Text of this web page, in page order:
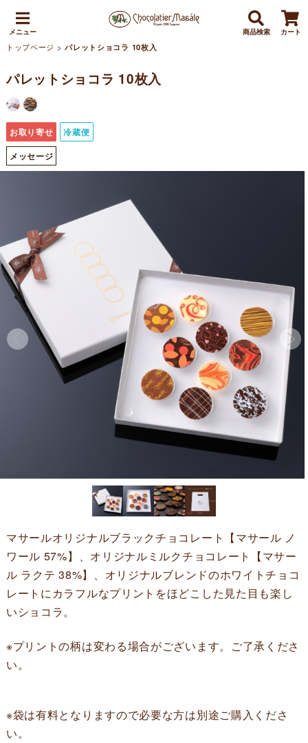
メニュー 商品検索 カート
トップページ >パレットショコラ 10枚入
パレットショコラ 10枚入
お取り寄せ
冷蔵便
メッセージ
マサールオリジナルブラックチョコレート【マサール ノ
ワール 57%】、オリジナルミルクチョコレート【マサー
ル ラクテ 38%】、オリジナルブレンドのホワイトチョコ
レートにカラフルなプリントをほどこした見た目も楽し
いショコラ。
※プリントの柄は変わる場合がございます。ご了承くださ
い。
※袋は有料となりますので必要な方は別途ご購入くださ
い。